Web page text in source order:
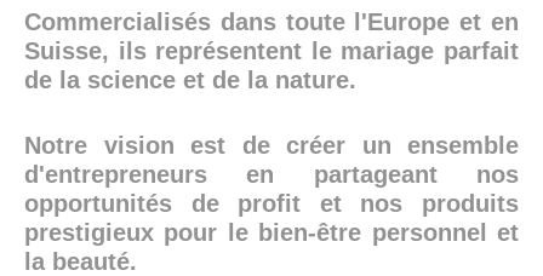
Commercialisés dans toute l'Europe et en
Suisse, ils représentent le mariage parfait
de la science et de la nature.
Notre vision est de créer un ensemble
d'entrepreneurs en partageant nos
opportunités de profit et nos produits
prestigieux pour le bien-être personnel et
la beauté.